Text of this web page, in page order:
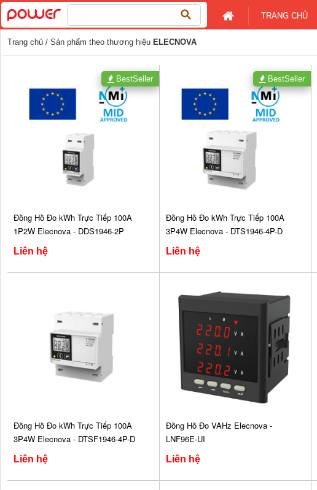
kiếm
cho:
TRANG CHỦ
Trang chủ / Sản phẩm theo thương hiệu ELECNOVA
Đồng Hồ Đo kWh Trực Tiếp 100A
1P2W Elecnova - DDS1946-2P
Liên hệ
BestSeller
Đồng Hồ Đo kWh Trực Tiếp 100A
3P4W Elecnova - DTS1946-4P-D
Liên hệ
BestSeller
Đồng Hồ Đo kWh Trực Tiếp 100A
3P4W Elecnova - DTSF1946-4P-D
Liên hệ
Đồng Hồ Đo VAHz Elecnova -
LNF96E-UI
Liên hệ